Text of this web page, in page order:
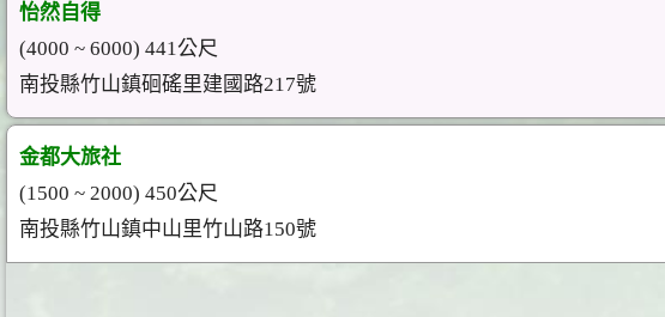
怡然自得
(4000 ~ 6000) 441公尺
南投縣竹山鎮硘磘里建國路217號
金都大旅社
(1500 ~ 2000) 450公尺
南投縣竹山鎮中山里竹山路150號